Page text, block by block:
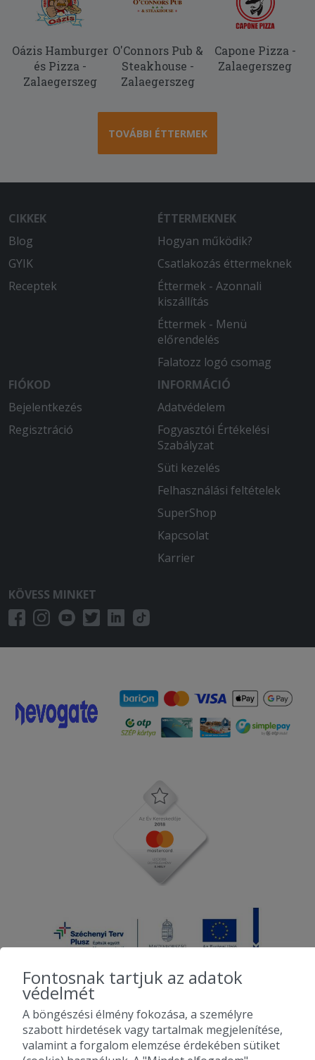
Oázis Hamburger
és Pizza -
Zalaegerszeg
O'Connors Pub &
Steakhouse -
Zalaegerszeg
Capone Pizza -
Zalaegerszeg
TOVÁBBI ÉTTERMEK
CIKKEK
Blog
GYIK
Receptek
ÉTTERMEKNEK
Hogyan működik?
Csatlakozás éttermeknek
Éttermek - Azonnali
kiszállítás
Éttermek - Menü
előrendelés
Falatozz logó csomag
FIÓKOD
Bejelentkezés
Regisztráció
INFORMÁCIÓ
Adatvédelem
Fogyasztói Értékelési
Szabályzat
Süti kezelés
Felhasználási feltételek
SuperShop
Kapcsolat
Karrier
KÖVESS MINKET
2010-2026 Copyright - Falatozz.hu - Diston-line Kft.
Pizza, gyros, hamburger, menük kedvező áron, egy helyen az összes
Fontosnak tartjuk az adatok
védelmét
A böngészési élmény fokozása, a személyre
szabott hirdetések vagy tartalmak megjelenítése,
valamint a forgalom elemzése érdekében sütiket